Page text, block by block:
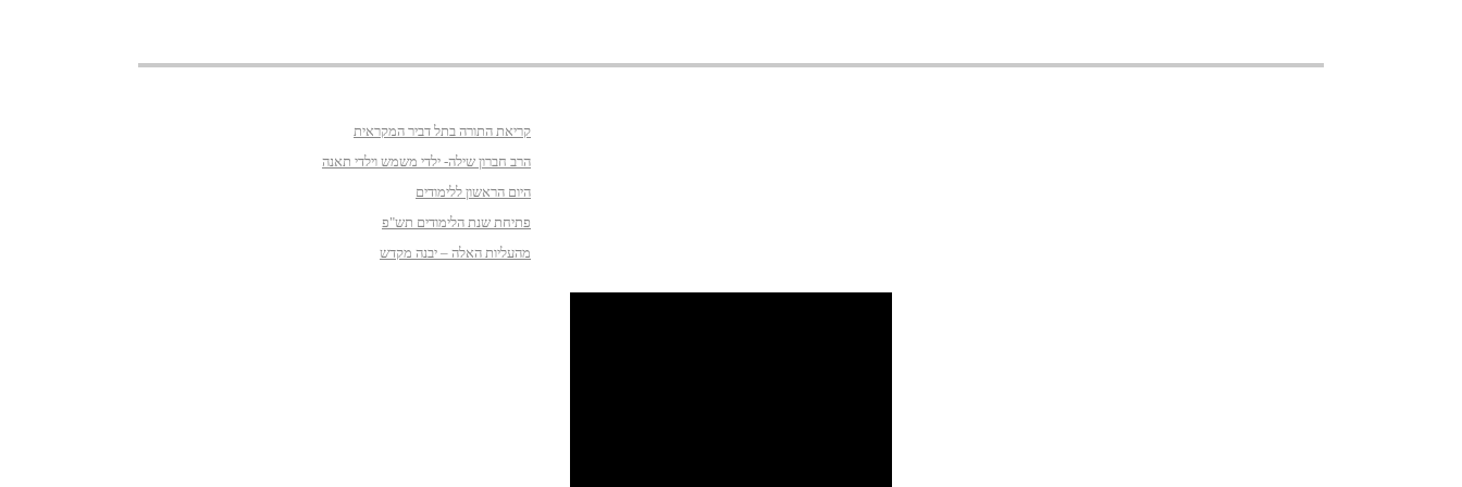
קריאת התורה בתל דביר המקראית
הרב חברון שילה- ילדי משמש וילדי תאנה
היום הראשון ללימודים
פתיחת שנת הלימודים תש"פ
מהעליות האלה – יבנה מקדש